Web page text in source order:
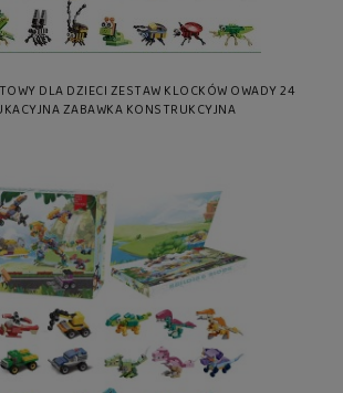
DLA DZIECI ZESTAW KLOCKÓW OWADY 24
ZABAWKA KONSTRUKCYJNA